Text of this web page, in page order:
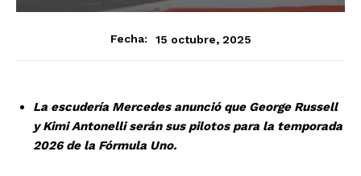
Fecha: 15 octubre, 2025
La escudería Mercedes anunció que George Russell
y Kimi Antonelli serán sus pilotos para la temporada
2026 de la Fórmula Uno.